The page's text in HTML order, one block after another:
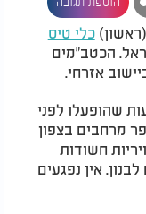
כלי טיס
הכטב"מים
אזרחי.
שהופעלו לפני
מרחבים בצפון
חשודות
אין נפגעים